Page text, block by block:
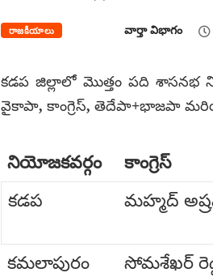
రాజకీయాలు వార్తా విభాగం
కడప జిల్లాలో మొత్తం పది శాసనభ
వైకాపా, కాంగ్రెస్, తెదేపా+భాజపా
నియోజకవర్గం కాంగ్రెస్
కడప
మహ్మద్
కమలాపురం
సోమశేఖర్